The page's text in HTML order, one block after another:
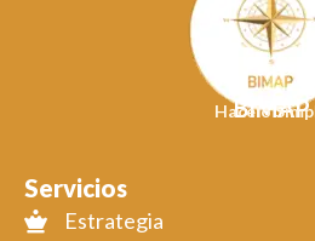
BIMAP
Hacelo
Servicios
Estrategia